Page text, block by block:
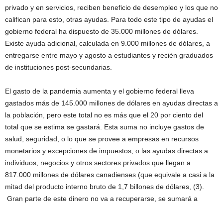
privado y en servicios, reciben beneficio de desempleo y los que no
califican para esto, otras ayudas. Para todo este tipo de ayudas el
gobierno federal ha dispuesto de 35.000 millones de dólares.
Existe ayuda adicional, calculada en 9.000 millones de dólares, a
entregarse entre mayo y agosto a estudiantes y recién graduados
de instituciones post-secundarias.
El gasto de la pandemia aumenta y el gobierno federal lleva
gastados más de 145.000 millones de dólares en ayudas directas a
la población, pero este total no es más que el 20 por ciento del
total que se estima se gastará. Esta suma no incluye gastos de
salud, seguridad, o lo que se provee a empresas en recursos
monetarios y excepciones de impuestos, o las ayudas directas a
individuos, negocios y otros sectores privados que llegan a
817.000 millones de dólares canadienses (que equivale a casi a la
mitad del producto interno bruto de 1,7 billones de dólares, (3).
Gran parte de este dinero no va a recuperarse, se sumará a